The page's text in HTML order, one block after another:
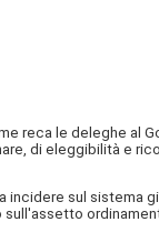
reca le deleghe al
di eleggibilità e
sul sistema